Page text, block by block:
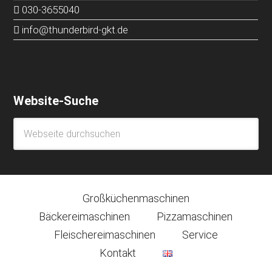
030-3655040
info@thunderbird-gkt.de
Website-Suche
Großküchenmaschinen
Bäckereimaschinen
Pizzamaschinen
Fleischereimaschinen
Service
Kontakt